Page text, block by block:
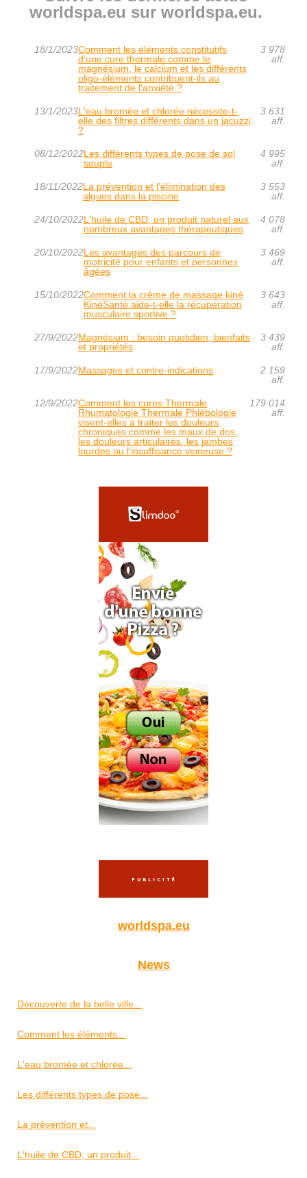
worldspa.eu sur worldspa.eu.
18/1/2023Comment les éléments constitutifs
d'une cure thermale comme le
magnésium, le calcium et les différents
oligo-éléments contribuent-ils au
traitement de l'anxiété ?
3 978
aff.
13/1/2023L'eau bromée et chlorée nécessite-t-
elle des filtres différents dans un jacuzzi
?
3 631
aff.
08/12/2022Les différents types de pose de sol
souple
4 995
aff.
18/11/2022La prévention et l’élimination des
algues dans la piscine
3 553
aff.
24/10/2022L'huile de CBD, un produit naturel aux
nombreux avantages thérapeutiques
4 078
aff.
20/10/2022Les avantages des parcours de
motricité pour enfants et personnes
âgées
3 469
aff.
15/10/2022Comment la crème de massage kiné
KinéSanté aide-t-elle la récupération
musculaire sportive ?
3 643
aff.
27/9/2022Magnésium : besoin quotidien, bienfaits
et propriétés
3 439
aff.
17/9/2022Massages et contre-indications
2 159
aff.
12/9/2022Comment les cures Thermale
Rhumatologie Thermale Phlébologie
visent-elles à traiter les douleurs
chroniques comme les maux de dos,
les douleurs articulaires, les jambes
lourdes ou l'insuffisance veineuse ?
179 014
aff.
worldspa.eu
News
Découverte de la belle ville...
Comment les éléments...
L'eau bromée et chlorée...
Les différents types de pose...
La prévention et...
L'huile de CBD, un produit...